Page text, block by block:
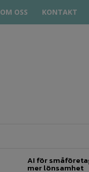
OM OSS KONTAKT
AI för
mer lönsamhet